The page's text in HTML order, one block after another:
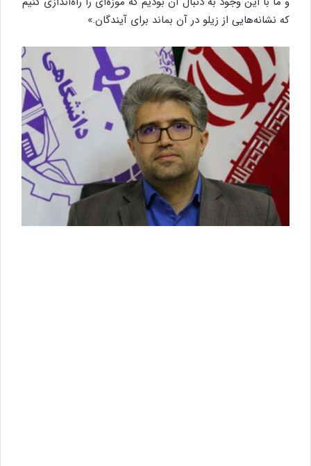
که نشانه‌هایی از زیلو در آن بماند برای آیندگان.»